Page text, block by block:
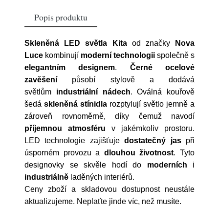
Popis produktu
Skleněná LED světla Kitaod značky
Nova
Luce kombinují moderní technologii společně s
elegantním designem. Černé ocelové
zavěšení působí stylově a dodává
světlům industriální nádech. Oválná kouřově
šedá skleněná stínidla rozptylují světlo jemně a
zároveň rovnoměrně, díky čemuž navodí
příjemnou atmosféru v jakémkoliv prostoru.
LED technologie zajišťujedostatečný jaspři
úsporném provozu a dlouhou životnost.Tyto
designovky se skvěle hodí do moderních i
industriálně laděných interiérů.
Ceny zboží a skladovou dostupnost neustále
aktualizujeme. Neplaťte jinde víc, než musíte.